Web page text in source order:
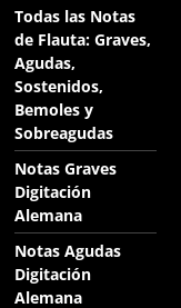
Todas las Notas
de Flauta: Graves,
Agudas,
Sostenidos,
Bemoles y
Sobreagudas
Notas Graves
Digitación
Alemana
Notas Agudas
Digitación
Alemana